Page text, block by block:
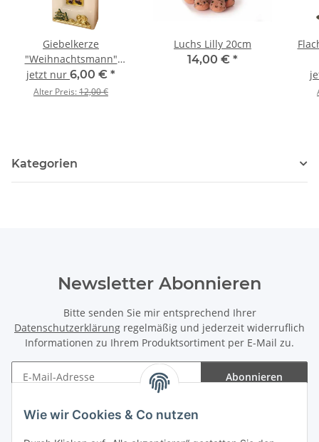
Wie wir Cookies & Co nutzen
Giebelkerze
"Weihnachtsmann"
Frohe Weihnachten
jetzt nur 6,00 € *
Alter Preis:12,00 €
Luchs Lilly 20cm
14,00 € *
Kategorien
Newsletter Abonnieren
Bitte senden Sie mir entsprechend Ihrer
Datenschutzerklärung regelmäßig und jederzeit widerruflich
Informationen zu Ihrem Produktsortiment per E-Mail zu.
Abonnieren